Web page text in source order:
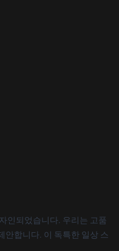
인되었습니다. 우리는 고품
안합니다. 이 독특한 일상 스